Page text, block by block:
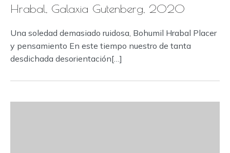
Hrabal, Galaxia Gutenberg, 2020
Una soledad demasiado ruidosa, Bohumil Hrabal Placer
y pensamiento En este tiempo nuestro de tanta
desdichada desorientación[…]